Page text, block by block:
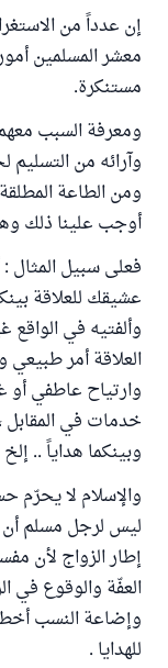
إن عدداً من
معشر المسلمين
مستنكرة.
ومعرفة السبب
وآرائه من
ومن الطاعة
أوجب علينا ذلك
فعلى سبيل المثال
عشيقك للعلاقة
وألفتيه في
العلاقة أمر
وارتياح عاطفي
خدمات في المقابل
وبينكما هداياً .. إلخ
والإسلام لا يحرّم
ليس لرجل مسلم أن
إطار الزواج لأن
العفّة والوقوع في
وإضاعة النسب
للهدايا .